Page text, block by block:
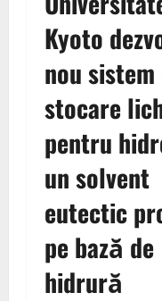
Kyoto
nou sistem
stocare
pentru
un solvent
eutectic
pe bază de
hidrură